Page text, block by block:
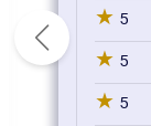
5
★
5
★
5
★